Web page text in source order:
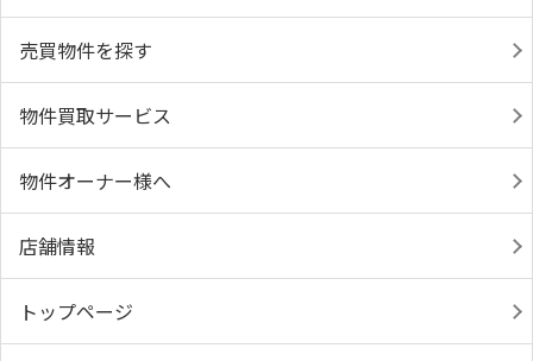
売買物件を探す
物件買取サービス
物件オーナー様へ
店舗情報
トップページ